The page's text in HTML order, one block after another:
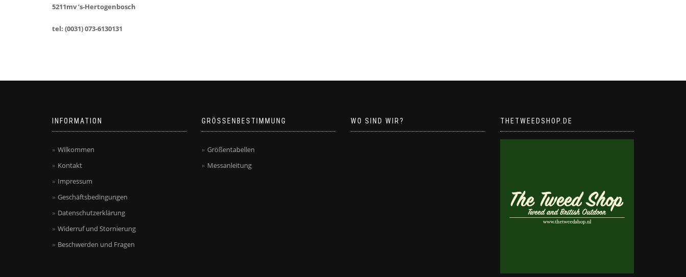
5211mv ’s-Hertogenbosch
tel: (0031) 073-6130131
INFORMATION
Wilkommen
Kontakt
Impressum
Geschäftsbedingungen
Datenschutzerklärung
Widerruf und Stornierung
Beschwerden und Fragen
GRÖSSENBESTIMMUNG
Größentabellen
Messanleitung
WO SIND WIR? THETWEEDSHOP.DE